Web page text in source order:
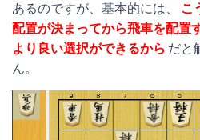
あるのですが、基本的には、
こ
配置が決まってから飛車を配置
より良い選択ができるから だと
ん。